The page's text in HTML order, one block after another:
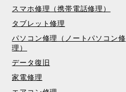
スマホ修理（携帯電話修理）
タブレット修理
パソコン修理（ノートパソコン修
理）
データ復旧
家電修理